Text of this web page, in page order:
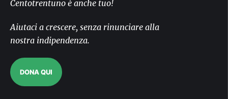
Centotrentuno è anche tuo!
Aiutaci a crescere, senza rinunciare alla
nostra indipendenza.
DONA QUI